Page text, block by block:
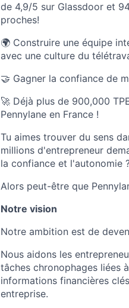
de 4,9/5 sur Glassdoor et
proches!
🌍 Construire une équipe
avec une culture du
🤝 Gagner la confiance de
🚀 Déjà plus de 900,000
Pennylane en France !
Tu aimes trouver du sens
millions d'entrepreneur
la confiance et l'autonomie
Alors peut-être que
Notre vision
Notre ambition est de
Nous aidons les
tâches chronophages liées
informations financières
entreprise.